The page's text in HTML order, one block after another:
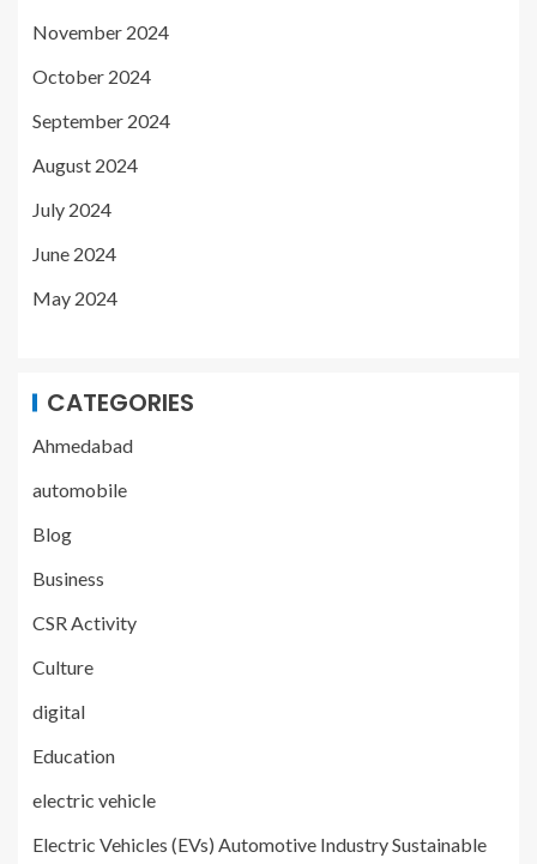
November 2024
October 2024
September 2024
August 2024
July 2024
June 2024
May 2024
CATEGORIES
Ahmedabad
automobile
Blog
Business
CSR Activity
Culture
digital
Education
electric vehicle
Electric Vehicles (EVs) Automotive Industry Sustainable